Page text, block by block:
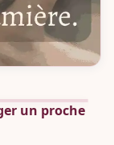
un proche